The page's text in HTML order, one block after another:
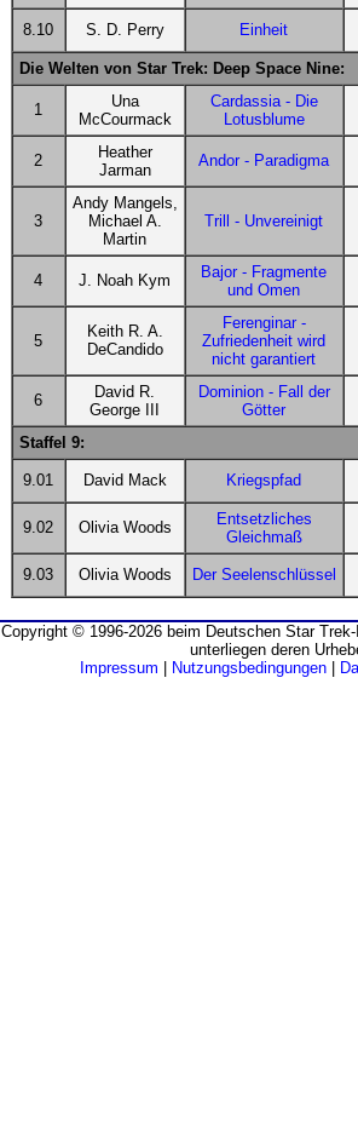
8.10 S. D. Perry Einheit
Die Welten von Star Trek: Deep Space Nine:
1
Una
McCourmack
Cardassia - Die
Lotusblume
2
Heather
Jarman
Andor - Paradigma
3
Andy Mangels,
Michael A.
Martin
Trill - Unvereinigt
4 J. Noah Kym
Bajor - Fragmente
und Omen
5
Keith R. A.
DeCandido
Ferenginar -
Zufriedenheit wird
nicht garantiert
6
David R.
George III
Dominion - Fall der
Götter
Staffel 9:
9.01 David Mack Kriegspfad
9.02 Olivia Woods
Entsetzliches
Gleichmaß
9.03 Olivia Woods Der Seelenschlüssel
Copyright © 1996-2026 beim Deutschen Star
unterliegen deren
Impressum
Nutzungsbedingungen